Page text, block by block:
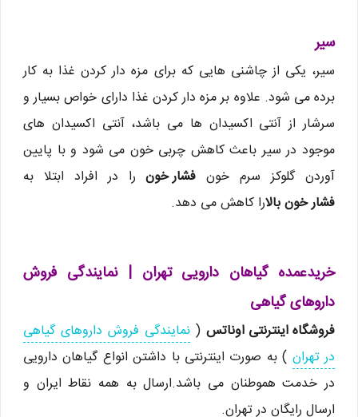
سیر
سیر، یکی از چاشنی هایی که برای مزه دار کردن غذا به کار
برده می شود. علاوه بر مزه دار کردن غذا دارای خواص بسیار و
سرشار از آنتی اکسیدان ها می باشد، آنتی اکسیدان های
موجود در سیر باعث کاهش چربی خون می شود و با پایین
آوردن گلوکز سرم خون فشار خونرا در افراد ابتلا به
فشار خون بالارا کاهش می دهد.
خریدعمده گیاهان دارویی تهران | نمایندگی فروش
داروهای گیاهی
فروشگاه اینترنتی اوناتس ( نمایندگی فروش داروهای گیاهی
در تهران ) به صورت اینترنتی با داشتن انواع گیاهان دارویی
در خدمت هموطنان می باشد.ارسال به همه نقاط ایران و
ارسال رایگان در تهران.